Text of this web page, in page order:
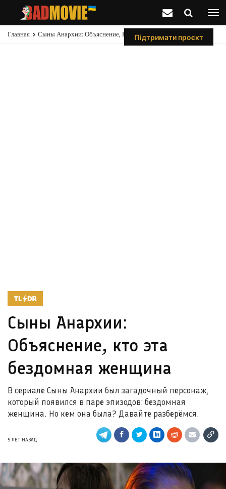
Підтримати проєкт
Главная Сыны Анархии: Объяснение, Кто Эта Бездомная Женщина
Сыны Анархии:
Объяснение, кто эта
бездомная женщина
В сериале Сыны Анархии был загадочный персонаж,
который появился в паре эпизодов: бездомная
женщина. Но кем она была? Давайте разберёмся.
5 ЛЕТ НАЗАД